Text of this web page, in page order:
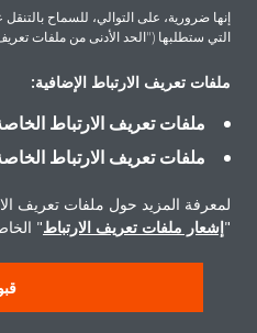
إنها ضرورية، على التوالي، للسماح
التي ستطلبها ("الحد الأدنى من ملفات
ملفات تعريف الارتباط الإضافية:
ملفات تعريف الارتباط الخاصة
ملفات تعريف الارتباط
لمعرفة المزيد حول ملفات تعريف
"إشعار ملفات تعريف الارتباط"